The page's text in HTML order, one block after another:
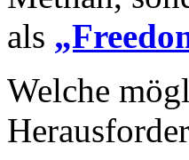
als
Welche